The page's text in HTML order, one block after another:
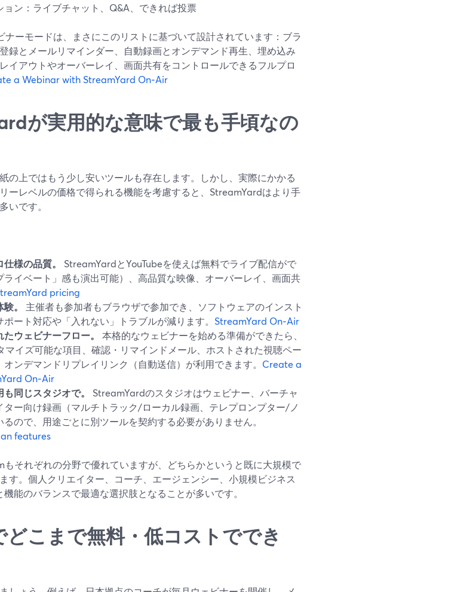
ン：ライブチャット、Q&A、できれば投票
ーモードは、まさにこのリストに基づいて設計されています：ブラ
録とメールリマインダー、自動録画とオンデマンド再生、埋め込み
イアウトやオーバーレイ、画面共有をコントロールできるフルプロ
a Webinar with StreamYard On‑Air
が実用的な意味で最も手頃なの
の上ではもう少し安いツールも存在します。しかし、実際にかかる
ーレベルの価格で得られる機能を考慮すると、StreamYardはより手
いです。
様の品質。
StreamYardとYouTubeを使えば無料でライブ配信がで
ライベート」感も演出可能）、高品質な映像、オーバーレイ、画面共
pricing
。
主催者も参加者もブラウザで参加でき、ソフトウェアのインスト
ート対応や「入れない」トラブルが減ります。 StreamYard On‑Air
ウェビナーフロー。
本格的なウェビナーを始める準備ができたら、
マイズ可能な項目、確認・リマインドメール、ホストされた視聴ペー
ンデマンドリプレイリンク（自動送信）が利用できます。 Create a
On‑Air
同じスタジオで。
StreamYardのスタジオはウェビナー、バーチャ
ター向け録画（マルチトラック/ローカル録画、テレプロンプター/ノ
ので、用途ごとに別ツールを契約する必要がありません。
features
それぞれの分野で優れていますが、どちらかというと既に大規模で
す。個人クリエイター、コーチ、エージェンシー、小規模ビジネス
能のバランスで最適な選択肢となることが多いです。
こまで無料・低コストででき